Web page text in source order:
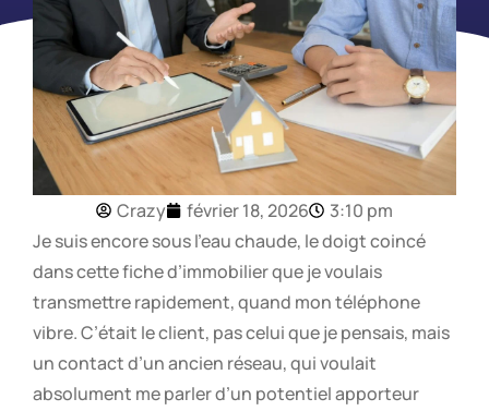
Crazy février 18, 2026
3:10 pm
Je suis encore sous l’eau chaude, le doigt coincé
dans cette fiche d’immobilier que je voulais
transmettre rapidement, quand mon téléphone
vibre. C’était le client, pas celui que je pensais, mais
un contact d’un ancien réseau, qui voulait
absolument me parler d’un potentiel apporteur